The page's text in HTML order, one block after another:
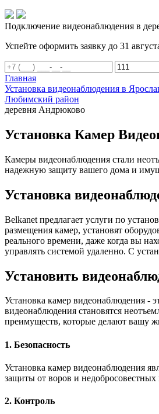
Подключение видеонаблюдения в
Успейте оформить заявку до 31
Главная
Установка видеонаблюдения в
Любимский район
деревня Андрюково
Установка Камер
Камеры видеонаблюдения стали
надежную защиту вашего дома и
Установка
Belkanet предлагает услуги по
размещения камер, установят
реального времени, даже когда вы
управлять системой удаленно. С
Установить
Установка камер видеонаблюдения -
видеонаблюдения становятся
преимуществ, которые делают вашу
1. Безопасность
Установка камер видеонаблюдения
защиты от воров и недобросовестных
2. Контроль